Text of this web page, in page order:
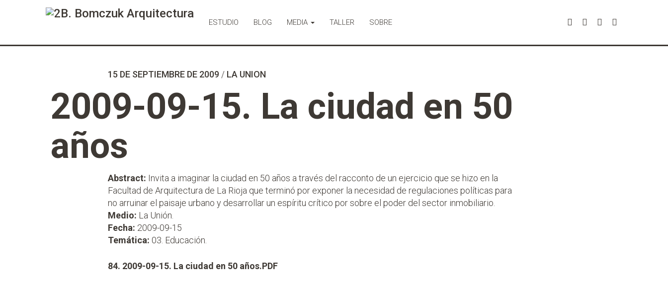
ESTUDIO BLOG MEDIA TALLER SOBRE
15 DE SEPTIEMBRE DE 2009/ LA UNION
2009-09-15. La ciudad en 50
años
Abstract: Invita a imaginar la ciudad en 50 años a través del racconto de un ejercicio que se hizo en la
Facultad de Arquitectura de La Rioja que terminó por exponer la necesidad de regulaciones políticas para
no arruinar el paisaje urbano y desarrollar un espíritu crítico por sobre el poder del sector inmobiliario.
Medio: La Unión.
Fecha: 2009-09-15
Temática: 03. Educación.
84. 2009-09-15. La ciudad en 50 años.PDF